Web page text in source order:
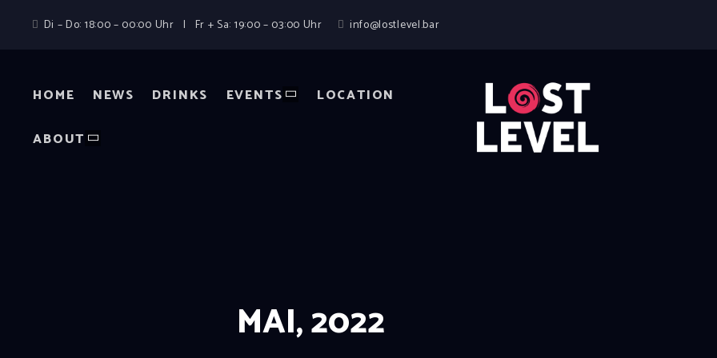
Di – Do: 18:00 – 00:00 Uhr | Fr + Sa: 19:00 – 03:00 Uhr info@lostlevel.bar
HOME NEWS DRINKS EVENTS LOCATION
ABOUT
NEWS
LOCATION
MAI, 2022